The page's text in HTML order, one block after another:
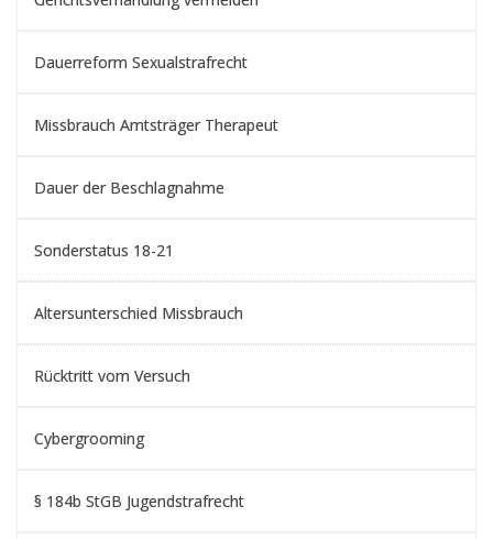
Dauerreform Sexualstrafrecht
Missbrauch Amtsträger Therapeut
Dauer der Beschlagnahme
Sonderstatus 18-21
Altersunterschied Missbrauch
Rücktritt vom Versuch
Cybergrooming
§ 184b StGB Jugendstrafrecht